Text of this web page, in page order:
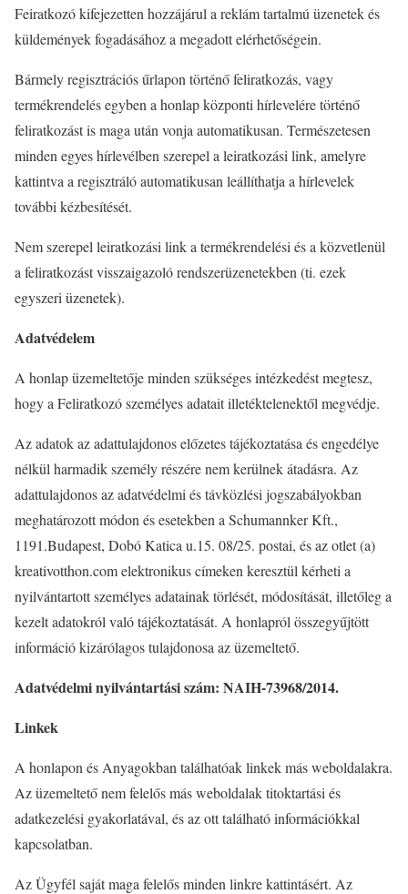
Feiratkozó kifejezetten hozzájárul a reklám tartalmú üzenetek és
küldemények fogadásához a megadott elérhetőségein.
Bármely regisztrációs űrlapon történő feliratkozás, vagy
termékrendelés egyben a honlap központi hírlevelére történő
feliratkozást is maga után vonja automatikusan. Természetesen
minden egyes hírlevélben szerepel a leiratkozási link, amelyre
kattintva a regisztráló automatikusan leállíthatja a hírlevelek
további kézbesítését.
Nem szerepel leiratkozási link a termékrendelési és a közvetlenül
a feliratkozást visszaigazoló rendszerüzenetekben (ti. ezek
egyszeri üzenetek).
Adatvédelem
A honlap üzemeltetője minden szükséges intézkedést megtesz,
hogy a Feliratkozó személyes adatait illetéktelenektől megvédje.
Az adatok az adattulajdonos előzetes tájékoztatása és engedélye
nélkül harmadik személy részére nem kerülnek átadásra. Az
adattulajdonos az adatvédelmi és távközlési jogszabályokban
meghatározott módon és esetekben a Schumannker Kft.,
1191.Budapest, Dobó Katica u.15. 08/25. postai, és az otlet (a)
kreativotthon.com elektronikus címeken keresztül kérheti a
nyilvántartott személyes adatainak törlését, módosítását, illetőleg a
kezelt adatokról való tájékoztatását. A honlapról összegyűjtött
információ kizárólagos tulajdonosa az üzemeltető.
Adatvédelmi nyilvántartási szám: NAIH-73968/2014.
Linkek
A honlapon és Anyagokban találhatóak linkek más weboldalakra.
Az üzemeltető nem felelős más weboldalak titoktartási és
adatkezelési gyakorlatával, és az ott található információkkal
kapcsolatban.
Az Ügyfél saját maga felelős minden linkre kattintásért. Az